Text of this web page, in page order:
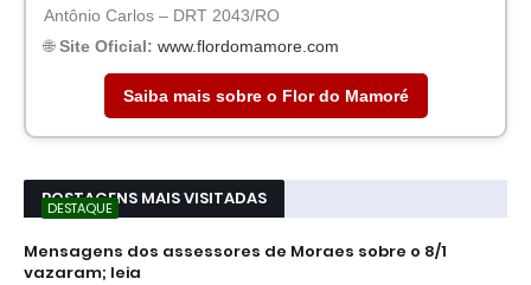
Antônio Carlos – DRT 2043/RO
🌐Site Oficial: www.flordomamore.com
Saiba mais sobre o Flor do Mamoré
POSTAGENS MAIS VISITADAS
DESTAQUE
Mensagens dos assessores de Moraes sobre o 8/1
vazaram; leia